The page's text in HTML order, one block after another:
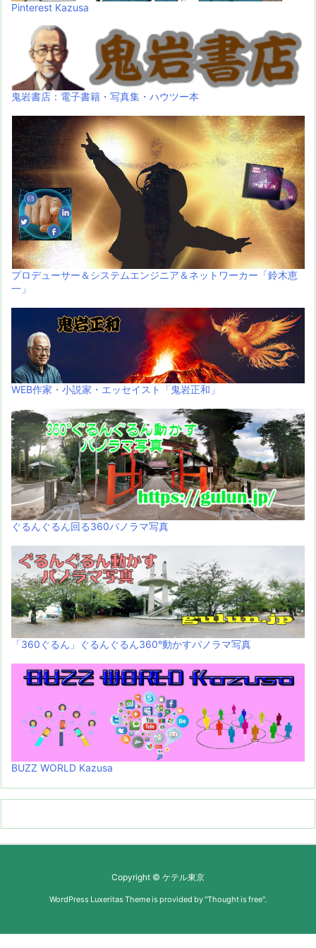
Pinterest Kazusa
鬼岩書店：電子書籍・写真集・ハウツー本
プロデューサー＆システムエンジニア＆ネットワーカー「鈴木恵
一」
WEB作家・小説家・エッセイスト「鬼岩正和」
ぐるんぐるん回る360パノラマ写真
「360ぐるん」ぐるんぐるん360°動かすパノラマ写真
BUZZ WORLD Kazusa
Copyright © ケテル東京
WordPress Luxeritas Theme is provided by "Thought is free".